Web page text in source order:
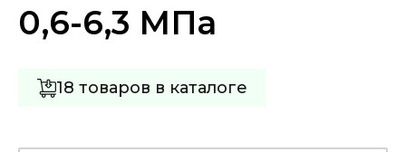
0,6-6,3 МПа
18 товаров в каталоге